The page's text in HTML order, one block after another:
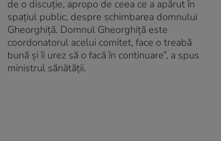
de o discuție, apropo de ceea ce a apărut în
spațiul public, despre schimbarea domnului
Gheorghiță. Domnul Gheorghiță este
coordonatorul acelui comitet, face o treabă
bună și îi urez să o facă în continuare”, a spus
ministrul sănătății.